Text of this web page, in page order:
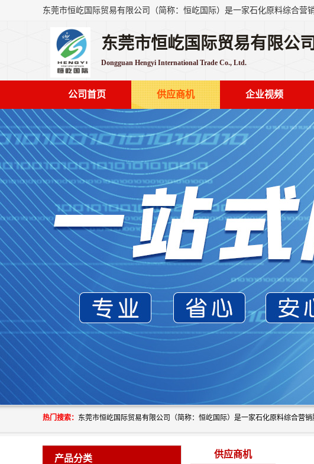
东莞市恒屹国际贸易有限公司
Dongguan Hengyi International Trade Co., Ltd.
公司首页 供应商机 企业视频
热门搜索：
产品分类 供应商机